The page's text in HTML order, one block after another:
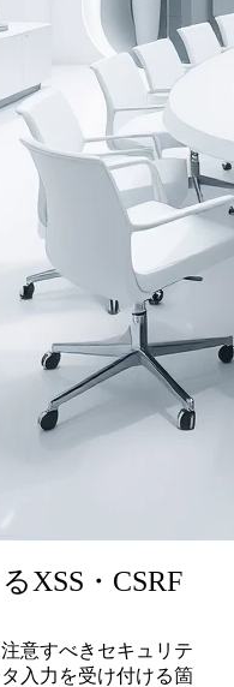
XSS・CSRF
意すべきセキュリテ
入力を受け付ける箇